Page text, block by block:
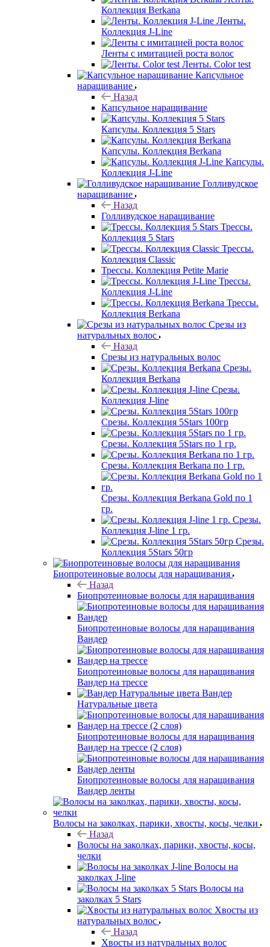
Коллекция Berkana
Ленты.
Коллекция J-Line
Ленты с имитацией роста волос
Ленты. Color test
Капсульное
наращивание
Назад
Капсульное наращивание
Капсулы. Коллекция 5 Stars
Капсулы. Коллекция Berkana
Капсулы.
Коллекция J-Line
Голливудское
наращивание
Назад
Голливудское наращивание
Трессы.
Коллекция 5 Stars
Трессы.
Коллекция Classic
Трессы. Коллекция Petite Marie
Трессы.
Коллекция J-Line
Трессы.
Коллекция Berkana
Срезы из
натуральных волос
Назад
Срезы из натуральных волос
Срезы.
Коллекция Berkana
Срезы.
Коллекция J-line
Срезы. Коллекция 5Stars 100гр
Срезы. Коллекция 5Stars по 1 гр.
Срезы. Коллекция Berkana по 1 гр.
Срезы. Коллекция Berkana Gold по 1
гр.
Срезы.
Коллекция J-line 1 гр.
Срезы.
Коллекция 5Stars 50гр
Биопротеиновые волосы для наращивания
Назад
Биопротеиновые волосы для наращивания
Биопротеиновые волосы для наращивания
Вандер
Биопротеиновые волосы для наращивания
Вандер на трессе
Вандер
Натуральные цвета
Биопротеиновые волосы для наращивания
Вандер на трессе (2 слоя)
Биопротеиновые волосы для наращивания
Вандер ленты
Волосы на заколках, парики, хвосты, косы, челки
Назад
Волосы на заколках, парики, хвосты, косы,
челки
Волосы на
заколках J-line
Волосы на
заколках 5 Stars
Хвосты из
натуральных волос
Назад
Хвосты из натуральных волос